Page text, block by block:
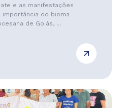
e as manifestações
do bioma
de Goiás, ...